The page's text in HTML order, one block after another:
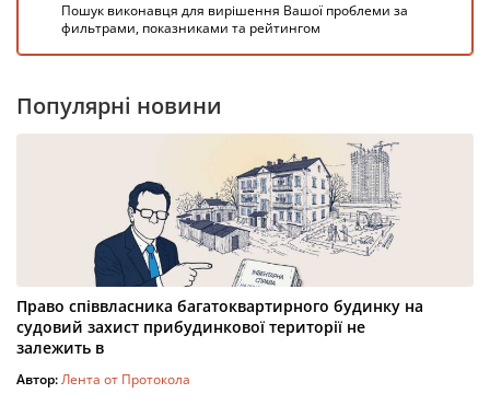
Пошук виконавця для вирішення Вашої проблеми за
фильтрами, показниками та рейтингом
Популярні новини
Право співвласника багатоквартирного будинку на
судовий захист прибудинкової території не
залежить в
Автор:Лента от Протокола